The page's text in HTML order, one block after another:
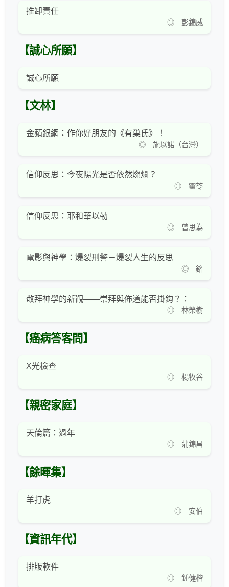
推卸責任
◎ 彭錦威
【誠心所願】
誠心所願
【文林】
金蘋銀網：作你好朋友的《有巢氏》！
◎ 施以諾（台灣）
信仰反思：今夜陽光是否依然燦爛？
◎ 靈苓
信仰反思：耶和華以勒
◎ 曾思為
電影與神學：爆裂刑警－爆裂人生的反思
◎ 銘
敬拜神學的新觀——崇拜與佈道能否掛鈎？：
◎ 林榮樹
【癌病答客問】
X光檢查
◎ 楊牧谷
【親密家庭】
天倫篇：過年
◎ 蒲錦昌
【餘暉集】
羊打虎
◎ 安伯
【資訊年代】
排版軟件
◎ 鍾健楷